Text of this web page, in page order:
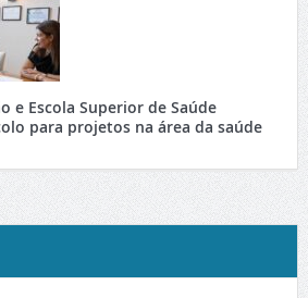
e Escola Superior de Saúde
para projetos na área da saúde